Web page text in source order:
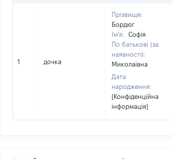
1 дочка
Прізвище:
Бордюг
Ім'я:
Софія
По батькові (за
наявності):
Миколаівна
Дата
народження:
[Конфіденційна
інформація]